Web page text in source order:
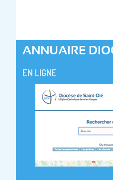
ANNUAIRE
EN LIGNE